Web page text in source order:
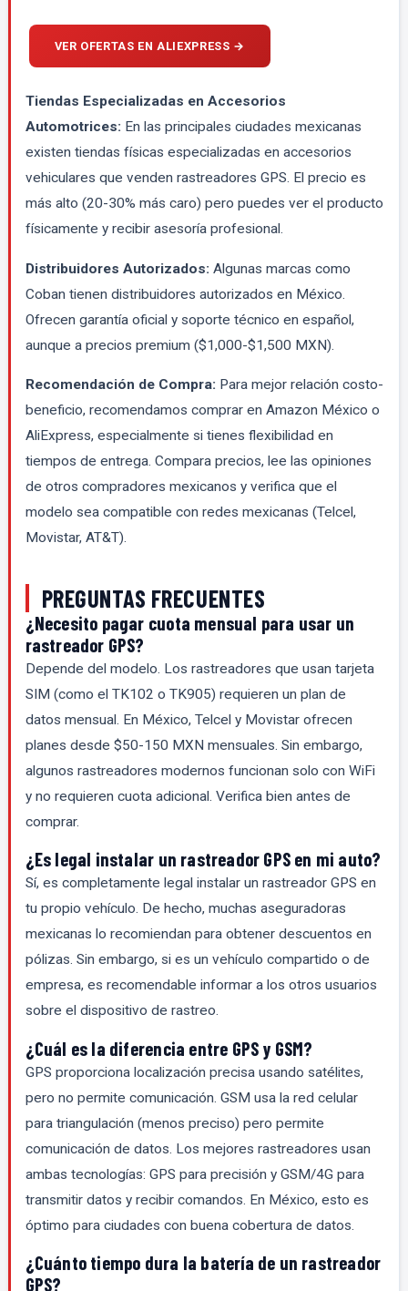
VER OFERTAS EN ALIEXPRESS →
Tiendas Especializadas en Accesorios
Automotrices: En las principales ciudades mexicanas
existen tiendas físicas especializadas en accesorios
vehiculares que venden rastreadores GPS. El precio es
más alto (20-30% más caro) pero puedes ver el producto
físicamente y recibir asesoría profesional.
Distribuidores Autorizados: Algunas marcas como
Coban tienen distribuidores autorizados en México.
Ofrecen garantía oficial y soporte técnico en español,
aunque a precios premium ($1,000-$1,500 MXN).
Recomendación de Compra: Para mejor relación costo-
beneficio, recomendamos comprar en Amazon México o
AliExpress, especialmente si tienes flexibilidad en
tiempos de entrega. Compara precios, lee las opiniones
de otros compradores mexicanos y verifica que el
modelo sea compatible con redes mexicanas (Telcel,
Movistar, AT&T).
PREGUNTAS FRECUENTES
¿Necesito pagar cuota mensual para usar un
rastreador GPS?
Depende del modelo. Los rastreadores que usan tarjeta
SIM (como el TK102 o TK905) requieren un plan de
datos mensual. En México, Telcel y Movistar ofrecen
planes desde $50-150 MXN mensuales. Sin embargo,
algunos rastreadores modernos funcionan solo con WiFi
y no requieren cuota adicional. Verifica bien antes de
comprar.
¿Es legal instalar un rastreador GPS en mi auto?
Sí, es completamente legal instalar un rastreador GPS en
tu propio vehículo. De hecho, muchas aseguradoras
mexicanas lo recomiendan para obtener descuentos en
pólizas. Sin embargo, si es un vehículo compartido o de
empresa, es recomendable informar a los otros usuarios
sobre el dispositivo de rastreo.
¿Cuál es la diferencia entre GPS y GSM?
GPS proporciona localización precisa usando satélites,
pero no permite comunicación. GSM usa la red celular
para triangulación (menos preciso) pero permite
comunicación de datos. Los mejores rastreadores usan
ambas tecnologías: GPS para precisión y GSM/4G para
transmitir datos y recibir comandos. En México, esto es
óptimo para ciudades con buena cobertura de datos.
¿Cuánto tiempo dura la batería de un rastreador
GPS?